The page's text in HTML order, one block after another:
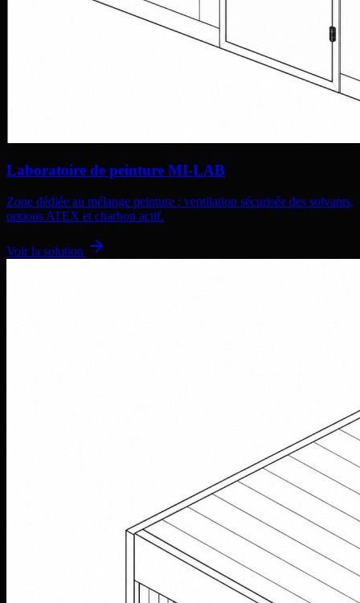
Laboratoire de peinture MI-LAB
Zone dédiée au mélange peinture : ventilation sécurisée des solvants,
options ATEX et charbon actif.
Voir la solution